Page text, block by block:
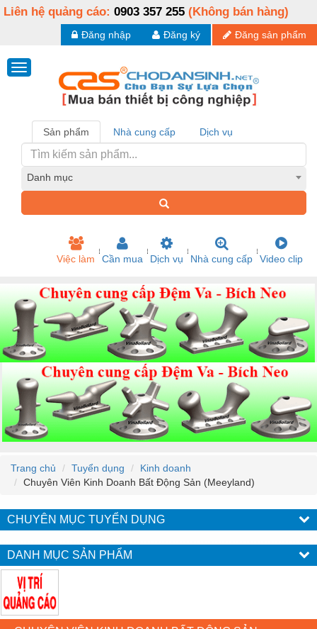
Liên hệ quảng cáo: 0903 357 255 (Không bán hàng)
Đăng sản phẩm
Đăng ký
Đăng nhập
Sản phẩm Nhà cung cấp Dịch vụ
Danh mục
Việc làm Cần mua Dịch vụ Nhà cung cấp Video clip
Trang chủ Tuyển dụng
Kinh doanh
Chuyên Viên Kinh Doanh Bất Động Sản (Meeyland)
CHUYÊN MỤC TUYỂN DỤNG
DANH MỤC SẢN PHẨM